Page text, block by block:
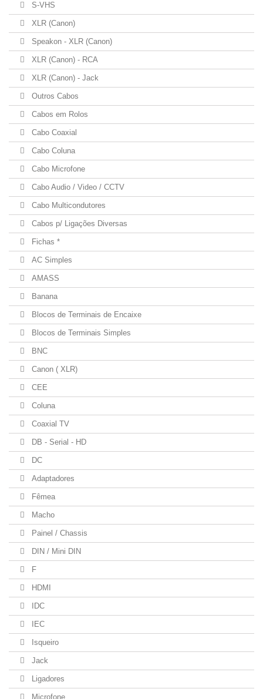
S-VHS
XLR (Canon)
Speakon - XLR (Canon)
XLR (Canon) - RCA
XLR (Canon) - Jack
Outros Cabos
Cabos em Rolos
Cabo Coaxial
Cabo Coluna
Cabo Microfone
Cabo Audio / Video / CCTV
Cabo Multicondutores
Cabos p/ Ligações Diversas
Fichas *
AC Simples
AMASS
Banana
Blocos de Terminais de Encaixe
Blocos de Terminais Simples
BNC
Canon ( XLR)
CEE
Coluna
Coaxial TV
DB - Serial - HD
DC
Adaptadores
Fêmea
Macho
Painel / Chassis
DIN / Mini DIN
F
HDMI
IDC
IEC
Isqueiro
Jack
Ligadores
Microfone